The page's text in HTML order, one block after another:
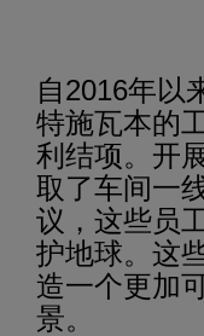
自2016年以
特施瓦本的
利结项。开
取了车间一
议，这些员
护地球。这
造一个更加
景。